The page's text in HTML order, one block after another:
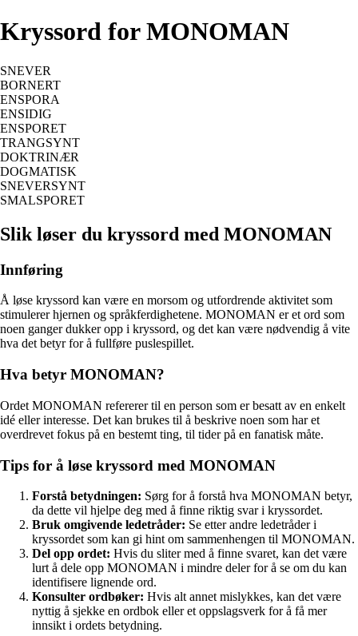
Kryssord for MONOMAN
SNEVER
BORNERT
ENSPORA
ENSIDIG
ENSPORET
TRANGSYNT
DOKTRINÆR
DOGMATISK
SNEVERSYNT
SMALSPORET
Slik løser du kryssord med MONOMAN
Innføring
Å løse kryssord kan være en morsom og utfordrende aktivitet som
stimulerer hjernen og språkferdighetene. MONOMAN er et ord som
noen ganger dukker opp i kryssord, og det kan være nødvendig å vite
hva det betyr for å fullføre puslespillet.
Hva betyr MONOMAN?
Ordet MONOMAN refererer til en person som er besatt av en enkelt
idé eller interesse. Det kan brukes til å beskrive noen som har et
overdrevet fokus på en bestemt ting, til tider på en fanatisk måte.
Tips for å løse kryssord med MONOMAN
Forstå betydningen: Sørg for å forstå hva MONOMAN betyr,
da dette vil hjelpe deg med å finne riktig svar i kryssordet.
Bruk omgivende ledetråder: Se etter andre ledetråder i
kryssordet som kan gi hint om sammenhengen til MONOMAN.
Del opp ordet: Hvis du sliter med å finne svaret, kan det være
lurt å dele opp MONOMAN i mindre deler for å se om du kan
identifisere lignende ord.
Konsulter ordbøker: Hvis alt annet mislykkes, kan det være
nyttig å sjekke en ordbok eller et oppslagsverk for å få mer
innsikt i ordets betydning.